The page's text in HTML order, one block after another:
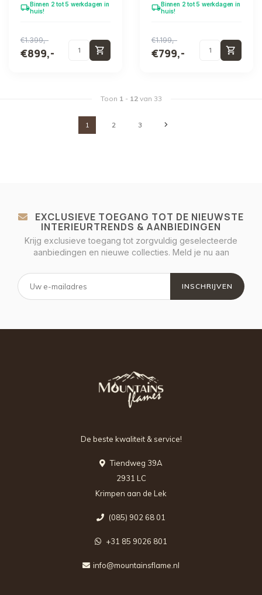
een verfijnde r...
local_shippingBinnen 2 tot 5 werkdagen in
huis!
€1.399,-
€899,- shopping_cart
eigentijdse, or...
local_shippingBinnen 2 tot 5 werkdagen in
huis!
€1.199,-
€799,- shopping_cart
Toon 1- 12van 33
1 2 3
EXCLUSIEVE TOEGANG TOT DE NIEUWSTE
INTERIEURTRENDS & AANBIEDINGEN
Krijg exclusieve toegang tot zorgvuldig geselecteerde
aanbiedingen en nieuwe collecties. Meld je nu aan
INSCHRIJVEN
De beste kwaliteit & service!
Tiendweg 39A
2931 LC
Krimpen aan de Lek
(085) 902 68 01
+31 85 9026 801
info@mountainsflame.nl